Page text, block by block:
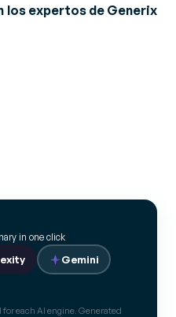
los expertos de Generix
in one click
Gemini
each AI engine. Generated